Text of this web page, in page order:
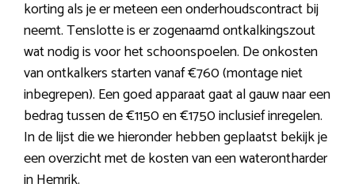
korting als je er meteen een onderhoudscontract bij
neemt. Tenslotte is er zogenaamd ontkalkingszout
wat nodig is voor het schoonspoelen. De onkosten
van ontkalkers starten vanaf €760 (montage niet
inbegrepen). Een goed apparaat gaat al gauw naar een
bedrag tussen de €1150 en €1750 inclusief inregelen.
In de lijst die we hieronder hebben geplaatst bekijk je
een overzicht met de kosten van een waterontharder